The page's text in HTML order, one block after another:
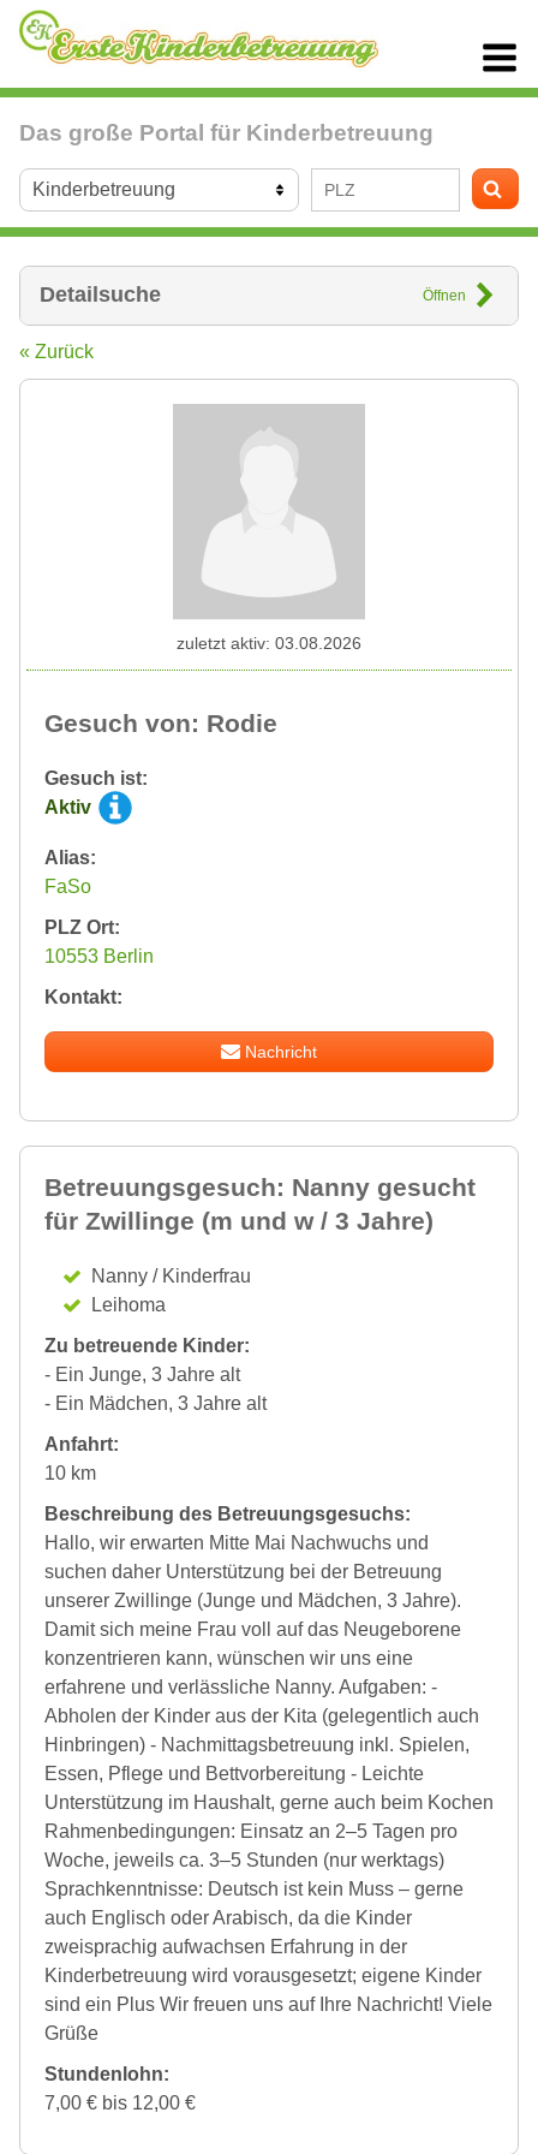
Das große Portal für Kinderbetreuung
Detailsuche Öffnen
« Zurück
Gesuch von: Rodie
Gesuch ist:
Aktiv
Alias:
FaSo
PLZ Ort:
10553 Berlin
Kontakt:
Nachricht
zuletzt aktiv: 03.08.2026
Betreuungsgesuch: Nanny gesucht
für Zwillinge (m und w / 3 Jahre)
Nanny / Kinderfrau
Leihoma
Zu betreuende Kinder:
- Ein Junge, 3 Jahre alt
- Ein Mädchen, 3 Jahre alt
Anfahrt:
10 km
Beschreibung des Betreuungsgesuchs:
Hallo, wir erwarten Mitte Mai Nachwuchs und
suchen daher Unterstützung bei der Betreuung
unserer Zwillinge (Junge und Mädchen, 3 Jahre).
Damit sich meine Frau voll auf das Neugeborene
konzentrieren kann, wünschen wir uns eine
erfahrene und verlässliche Nanny. Aufgaben: -
Abholen der Kinder aus der Kita (gelegentlich auch
Hinbringen) - Nachmittagsbetreuung inkl. Spielen,
Essen, Pflege und Bettvorbereitung - Leichte
Unterstützung im Haushalt, gerne auch beim Kochen
Rahmenbedingungen: Einsatz an 2–5 Tagen pro
Woche, jeweils ca. 3–5 Stunden (nur werktags)
Sprachkenntnisse: Deutsch ist kein Muss – gerne
auch Englisch oder Arabisch, da die Kinder
zweisprachig aufwachsen Erfahrung in der
Kinderbetreuung wird vorausgesetzt; eigene Kinder
sind ein Plus Wir freuen uns auf Ihre Nachricht! Viele
Grüße
Stundenlohn:
7,00 € bis 12,00 €